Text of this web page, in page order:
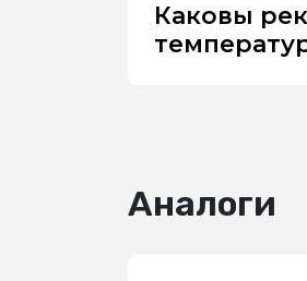
Каковы
Аналоги